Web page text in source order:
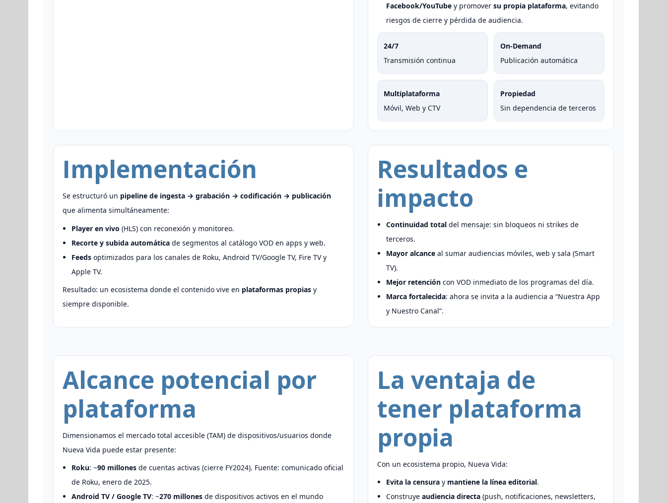
Facebook/YouTube y promoversu propia plataforma, evitando
riesgos de cierre y pérdida de audiencia.
24/7
Transmisión continua
On-Demand
Publicación automática
Multiplataforma
Móvil, Web y CTV
Propiedad
Sin dependencia de terceros
Implementación
Se estructuró un pipeline de ingesta → grabación → codificación → publicación
que alimenta simultáneamente:
Player en vivo (HLS) con reconexión y monitoreo.
Recorte y subida automática de segmentos al catálogo VOD en apps y web.
Feeds optimizados para los canales de Roku, Android TV/Google TV, Fire TV y
Apple TV.
Resultado: un ecosistema donde el contenido vive en plataformas propias y
siempre disponible.
Resultados e
impacto
Continuidad total del mensaje: sin bloqueos ni strikes de
terceros.
Mayor alcance al sumar audiencias móviles, web y sala (Smart
TV).
Mejor retención con VOD inmediato de los programas del día.
Marca fortalecida: ahora se invita a la audiencia a “Nuestra App
y Nuestro Canal”.
Alcance potencial por
plataforma
Dimensionamos el mercado total accesible (TAM) de dispositivos/usuarios donde
Nueva Vida puede estar presente:
Roku: ~90 millones de cuentas activas (cierre FY2024). Fuente: comunicado oficial
de Roku, enero de 2025.
Android TV / Google TV: ~270 millones de dispositivos activos en el mundo
La ventaja de
tener plataforma
propia
Con un ecosistema propio, Nueva Vida:
Evita la censura y mantiene la línea editorial.
Construyeaudiencia directa (push, notificaciones, newsletters,